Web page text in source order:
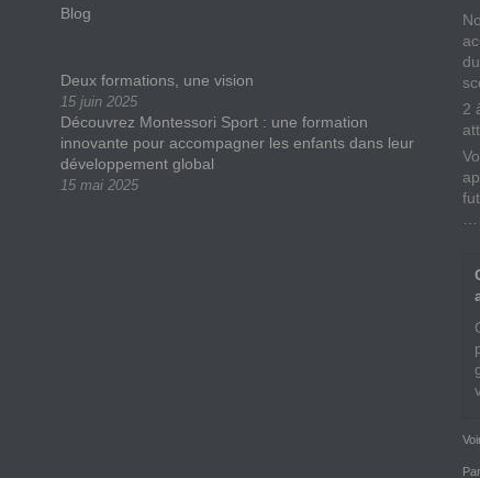
Blog
Deux formations, une vision
15 juin 2025
Découvrez Montessori Sport : une formation
innovante pour accompagner les enfants dans leur
développement global
15 mai 2025
2